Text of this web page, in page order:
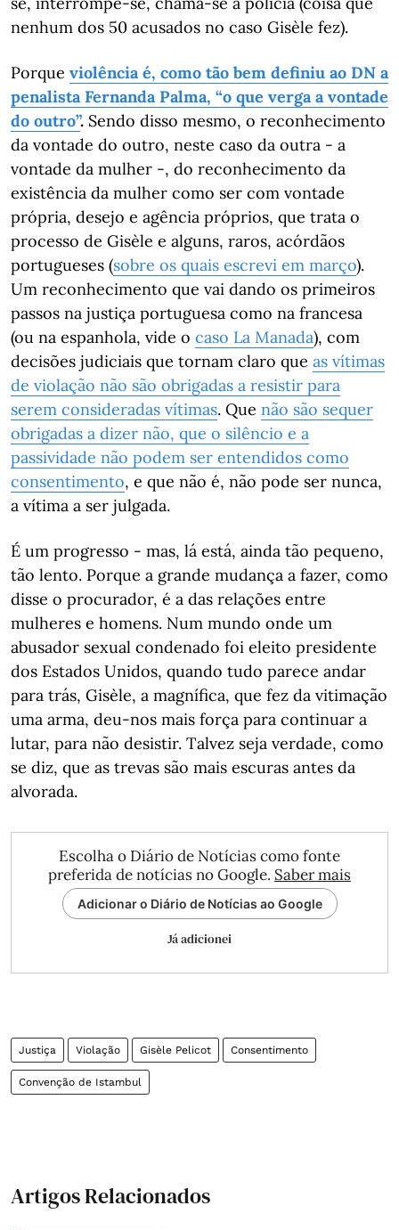
nenhum dos 50 acusados no caso Gisèle fez).
Porque violência é, como tão bem definiu ao DN a
penalista Fernanda Palma, “o que verga a vontade
do outro”. Sendo disso mesmo, o reconhecimento
da vontade do outro, neste caso da outra - a
vontade da mulher -, do reconhecimento da
existência da mulher como ser com vontade
própria, desejo e agência próprios, que trata o
processo de Gisèle e alguns, raros, acórdãos
portugueses (sobre os quais escrevi em março).
Um reconhecimento que vai dando os primeiros
passos na justiça portuguesa como na francesa
(ou na espanhola, vide o caso La Manada), com
decisões judiciais que tornam claro que as vítimas
de violação não são obrigadas a resistir para
serem consideradas vítimas. Que não são sequer
obrigadas a dizer não, que o silêncio e a
passividade não podem ser entendidos como
consentimento, e que não é, não pode ser nunca,
a vítima a ser julgada.
É um progresso - mas, lá está, ainda tão pequeno,
tão lento. Porque a grande mudança a fazer, como
disse o procurador, é a das relações entre
mulheres e homens. Num mundo onde um
abusador sexual condenado foi eleito presidente
dos Estados Unidos, quando tudo parece andar
para trás, Gisèle, a magnífica, que fez da vitimação
uma arma, deu-nos mais força para continuar a
lutar, para não desistir. Talvez seja verdade, como
se diz, que as trevas são mais escuras antes da
alvorada.
Escolha o Diário de Notícias como fonte
preferida de notícias no Google. Saber mais
Adicionar o Diário de Notícias ao Google
Já adicionei
Justiça Violação Gisèle Pelicot Consentimento
Convenção de Istambul
Artigos Relacionados